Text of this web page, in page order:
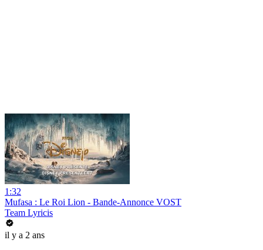
1:32
Mufasa : Le Roi Lion - Bande-Annonce VOST
Team Lyricis
il y a 2 ans